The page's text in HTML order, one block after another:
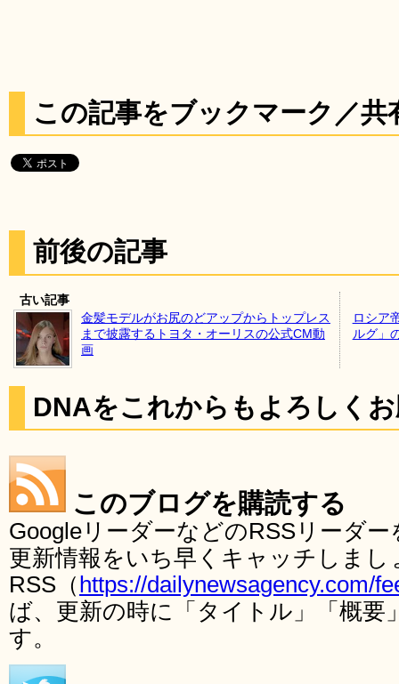
この記事をブックマーク／共
前後の記事
古い記事
金髪モデルがお尻のどアップからトップレス
まで披露するトヨタ・オーリスの公式CM動
画
ロシア
ルグ」
DNAをこれからもよろしく
このブログを購読する
GoogleリーダーなどのRSSリーダ
更新情報をいち早くキャッチしま
RSS（ https://dailynewsagency.com/
ば、更新の時に「タイトル」「概要
す。